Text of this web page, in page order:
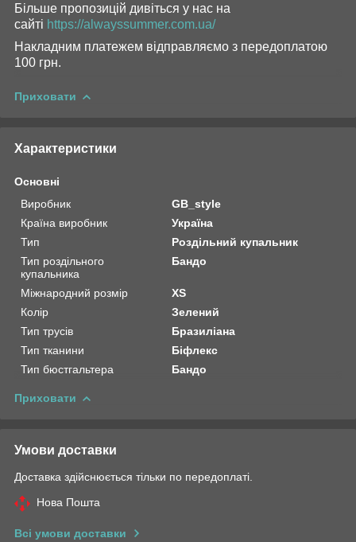
Більше пропозицій дивіться у нас на
сайті https://alwayssummer.com.ua/
Накладним платежем відправляємо з передоплатою
100 грн.
Приховати
Характеристики
Основні
Виробник
GB_style
Країна виробник
Україна
Тип
Роздільний купальник
Тип роздільного
купальника
Бандо
Міжнародний розмір
XS
Колір
Зелений
Тип трусів
Бразиліана
Тип тканини
Біфлекс
Тип бюстгальтера
Бандо
Приховати
Умови доставки
Доставка здійснюється тільки по передоплаті.
Нова Пошта
Всі умови доставки